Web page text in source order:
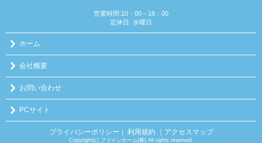
営業時間:10：00～18：00
定休日: 水曜日
ホーム
会社概要
お問い合わせ
PCサイト
プライバシーポリシー 利用規約 ｜アクセスマップ
Copyright(c) ファインホーム(株) All rights reserved.